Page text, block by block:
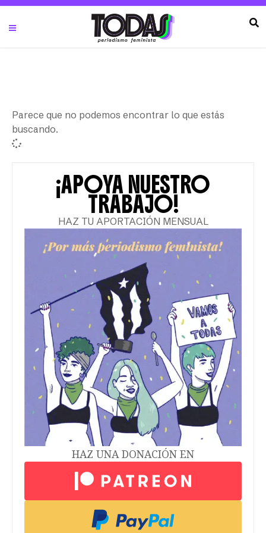
Parece que no podemos encontrar lo que estás
buscando.
¡APOYA NUESTRO
TRABAJO!
HAZ TU APORTACIÓN MENSUAL
HAZ UNA DONACIÓN EN